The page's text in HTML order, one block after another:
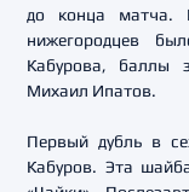
до конца матча.
нижегородцев
Кабурова, баллы
Михаил Ипатов.
Первый дубль в
Кабуров. Эта